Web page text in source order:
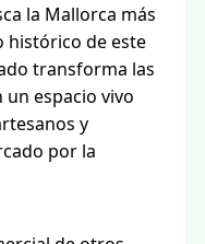
la Mallorca más
histórico de este
transforma las
un espacio vivo
y
por la